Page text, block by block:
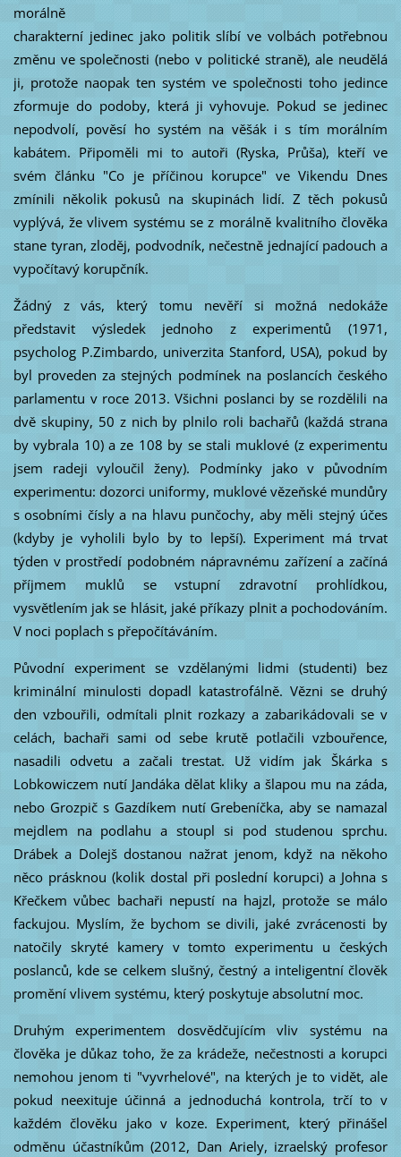
morálně
charakterní jedinec jako politik slíbí ve volbách potřebnou
změnu ve společnosti (nebo v politické straně), ale neudělá
ji, protože naopak ten systém ve společnosti toho jedince
zformuje do podoby, která ji vyhovuje. Pokud se jedinec
nepodvolí, pověsí ho systém na věšák i s tím morálním
kabátem. Připoměli mi to autoři (Ryska, Průša), kteří ve
svém článku "Co je příčinou korupce" ve Vikendu Dnes
zmínili několik pokusů na skupinách lidí. Z těch pokusů
vyplývá, že vlivem systému se z morálně kvalitního člověka
stane tyran, zloděj, podvodník, nečestně jednající padouch a
vypočítavý korupčník.
Žádný z vás, který tomu nevěří si možná nedokáže
představit výsledek jednoho z experimentů (1971,
psycholog P.Zimbardo, univerzita Stanford, USA), pokud by
byl proveden za stejných podmínek na poslancích českého
parlamentu v roce 2013. Všichni poslanci by se rozdělili na
dvě skupiny, 50 z nich by plnilo roli bachařů (každá strana
by vybrala 10) a ze 108 by se stali muklové (z experimentu
jsem radeji vyloučil ženy). Podmínky jako v původním
experimentu: dozorci uniformy, muklové vězeňské mundůry
s osobními čísly a na hlavu punčochy, aby měli stejný účes
(kdyby je vyholili bylo by to lepší). Experiment má trvat
týden v prostředí podobném nápravnému zařízení a začíná
příjmem muklů se vstupní zdravotní prohlídkou,
vysvětlením jak se hlásit, jaké příkazy plnit a pochodováním.
V noci poplach s přepočítáváním.
Původní experiment se vzdělanými lidmi (studenti) bez
kriminální minulosti dopadl katastrofálně. Vězni se druhý
den vzbouřili, odmítali plnit rozkazy a zabarikádovali se v
celách, bachaři sami od sebe krutě potlačili vzbouřence,
nasadili odvetu a začali trestat. Už vidím jak Škárka s
Lobkowiczem nutí Jandáka dělat kliky a šlapou mu na záda,
nebo Grozpič s Gazdíkem nutí Grebeníčka, aby se namazal
mejdlem na podlahu a stoupl si pod studenou sprchu.
Drábek a Dolejš dostanou nažrat jenom, když na někoho
něco prásknou (kolik dostal při poslední korupci) a Johna s
Křečkem vůbec bachaři nepustí na hajzl, protože se málo
fackujou. Myslím, že bychom se divili, jaké zvrácenosti by
natočily skryté kamery v tomto experimentu u českých
poslanců, kde se celkem slušný, čestný a inteligentní člověk
promění vlivem systému, který poskytuje absolutní moc.
Druhým experimentem dosvědčujícím vliv systému na
člověka je důkaz toho, že za krádeže, nečestnosti a korupci
nemohou jenom ti "vyvrhelové", na kterých je to vidět, ale
pokud neexituje účinná a jednoduchá kontrola, trčí to v
každém člověku jako v koze. Experiment, který přinášel
odměnu účastníkům (2012, Dan Ariely, izraelský profesor